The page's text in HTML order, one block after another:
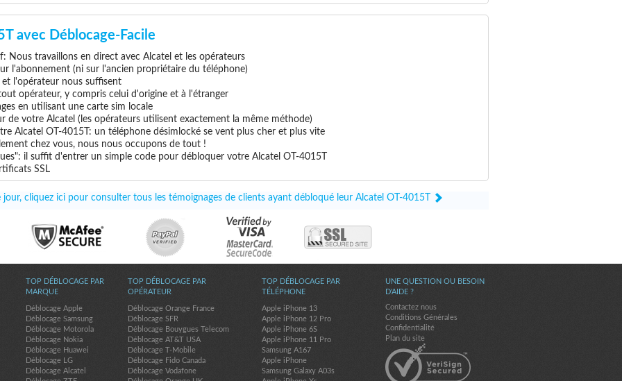
avec Déblocage-Facile
Nous travaillons en direct avec Alcatel et les opérateurs
l'abonnement (ni sur l'ancien propriétaire du téléphone)
et l'opérateur nous suffisent
opérateur, y compris celui d'origine et à l'étranger
en utilisant une carte sim locale
de votre Alcatel (les opérateurs utilisent exactement la même méthode)
Alcatel OT-4015T: un téléphone désimlocké se vent plus cher et plus vite
chez vous, nous nous occupons de tout !
il suffit d'entrer un simple code pour débloquer votre Alcatel OT-4015T
SSL
jour, cliquez ici pour consulter tous les témoignages de clients ayant débloqué leur Alcatel OT-4015T
UNE QUESTION OU BESOIN
D'AIDE ?
Contactez nous
Conditions Générales
Confidentialité
Plan du site
TOP DÉBLOCAGE PAR
MARQUE
Déblocage Apple
Déblocage Samsung
Déblocage Motorola
Déblocage Nokia
Déblocage Huawei
Déblocage LG
Déblocage Alcatel
TOP DÉBLOCAGE PAR
OPÉRATEUR
Déblocage Orange France
Déblocage SFR
Déblocage Bouygues Telecom
Déblocage AT&T USA
Déblocage T-Mobile
Déblocage Fido Canada
Déblocage Vodafone
TOP DÉBLOCAGE PAR
TÉLÉPHONE
Apple iPhone 13
Apple iPhone 12 Pro
Apple iPhone 6S
Apple iPhone 11 Pro
Samsung A167
Apple iPhone
Samsung Galaxy A03s